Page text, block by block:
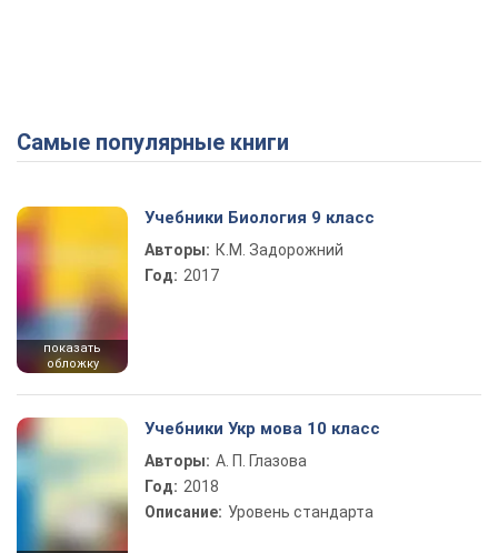
Самые популярные книги
показать
обложку
Учебники Биология 9 класс
Авторы: К.М. Задорожний
Год: 2017
Учебники Укр мова 10 класс
Авторы: А. П. Глазова
Год: 2018
Описание: Уровень стандарта